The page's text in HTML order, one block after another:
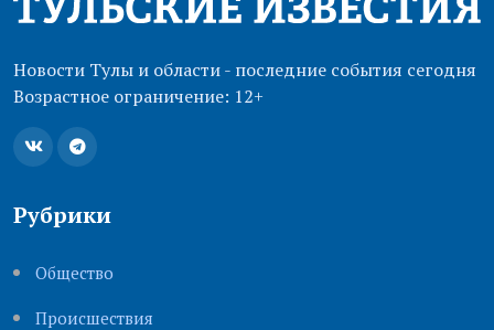
Новости Тулы и области - последние события сегодня
Возрастное ограничение: 12+
Рубрики
Общество
Происшествия